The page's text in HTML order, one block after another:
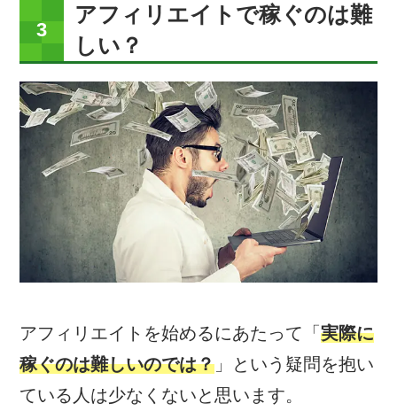
アフィリエイトで稼ぐのは難
しい？
アフィリエイトを始めるにあたって「実際に
稼ぐのは難しいのでは？ 」という疑問を抱い
ている人は少なくないと思います。